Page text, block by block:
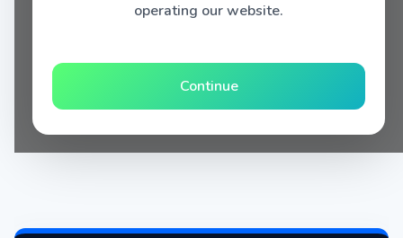
operating our website.
Continue